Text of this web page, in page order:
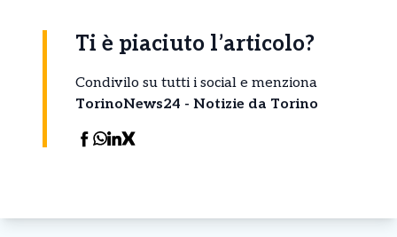
Ti è piaciuto l’articolo?
Condivilo su tutti i social e menziona
TorinoNews24 - Notizie da Torino